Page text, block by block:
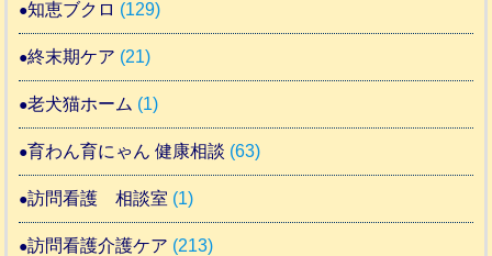
知恵ブクロ (129)
終末期ケア (21)
老犬猫ホーム (1)
育わん育にゃん 健康相談 (63)
訪問看護 相談室 (1)
訪問看護介護ケア (213)